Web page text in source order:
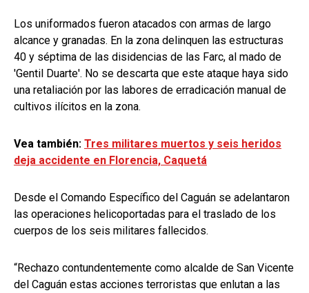
Los uniformados fueron atacados con armas de largo
alcance y granadas. En la zona delinquen las estructuras
40 y séptima de las disidencias de las Farc, al mado de
'Gentil Duarte'. No se descarta que este ataque haya sido
una retaliación por las labores de erradicación manual de
cultivos ilícitos en la zona.
Vea también: Tres militares muertos y seis heridos
deja accidente en Florencia, Caquetá
Desde el Comando Específico del Caguán se adelantaron
las operaciones helicoportadas para el traslado de los
cuerpos de los seis militares fallecidos.
“Rechazo contundentemente como alcalde de San Vicente
del Caguán estas acciones terroristas que enlutan a las